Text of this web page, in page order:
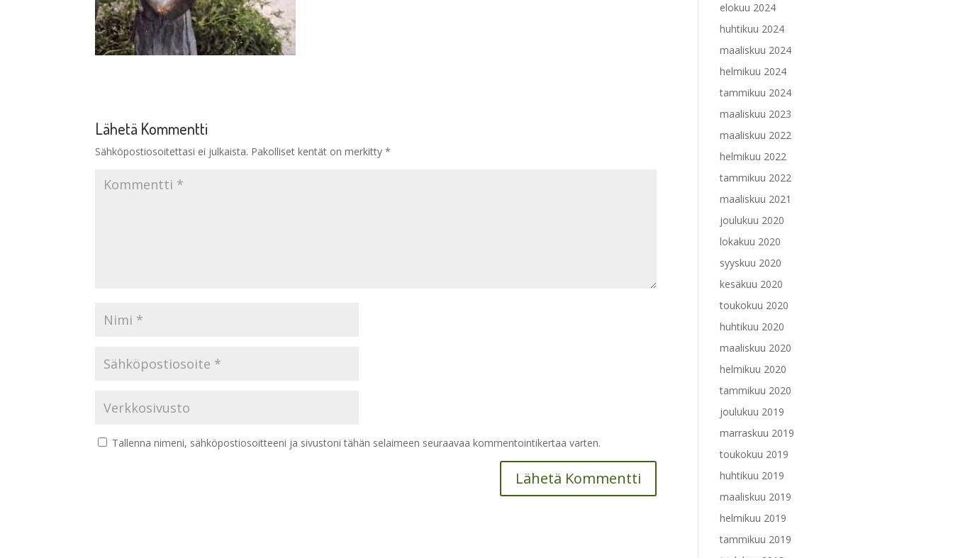
Lähetä Kommentti
Sähköpostiosoitettasi ei julkaista. Pakolliset kentät on merkitty*
Tallenna nimeni, sähköpostiosoitteeni ja sivustoni tähän selaimeen seuraavaa kommentointikertaa varten.
elokuu 2024
huhtikuu 2024
maaliskuu 2024
helmikuu 2024
tammikuu 2024
maaliskuu 2023
maaliskuu 2022
helmikuu 2022
tammikuu 2022
maaliskuu 2021
joulukuu 2020
lokakuu 2020
syyskuu 2020
kesäkuu 2020
toukokuu 2020
huhtikuu 2020
maaliskuu 2020
helmikuu 2020
tammikuu 2020
joulukuu 2019
marraskuu 2019
toukokuu 2019
huhtikuu 2019
maaliskuu 2019
helmikuu 2019
tammikuu 2019